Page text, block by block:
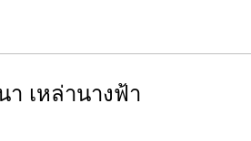
า เหล่านางฟ้า